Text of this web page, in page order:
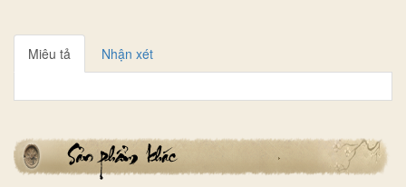
Miêu tả Nhận xét